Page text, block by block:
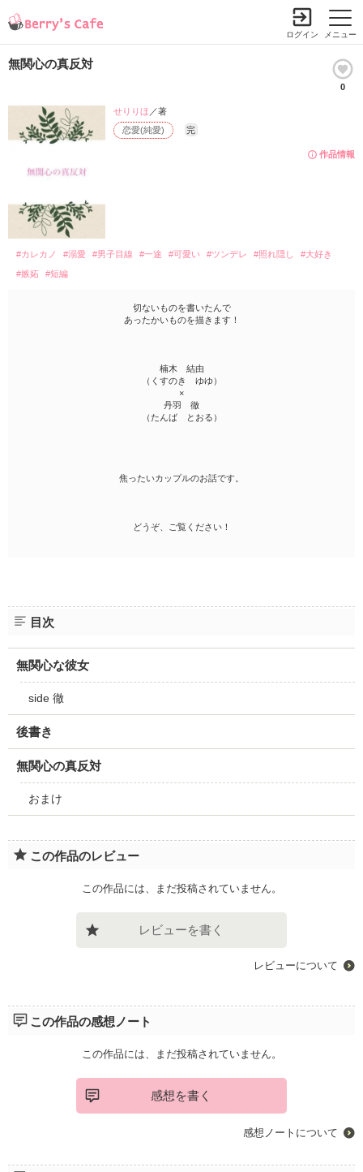
メニュー
ログイン
無関心の真反対
0
作品情報
恋愛(純愛) 完
せりりほ ／著
#カレカノ #溺愛 #男子目線 #一途 #可愛い #ツンデレ #照れ隠し
#大好き
#嫉妬
#短編
切ないものを書いたんで
あったかいものを描きます！
楠木 結由
（くすのき ゆゆ）
×
丹羽 徹
（たんば とおる）
焦ったいカップルのお話です。
どうぞ、ご覧ください！
目次
無関心な彼女
side 徹
後書き
無関心の真反対
おまけ
この作品のレビュー
この作品には、まだ投稿されていません。
レビューを書く
レビューについて
この作品の感想ノート
この作品には、まだ投稿されていません。
感想を書く
感想ノートについて